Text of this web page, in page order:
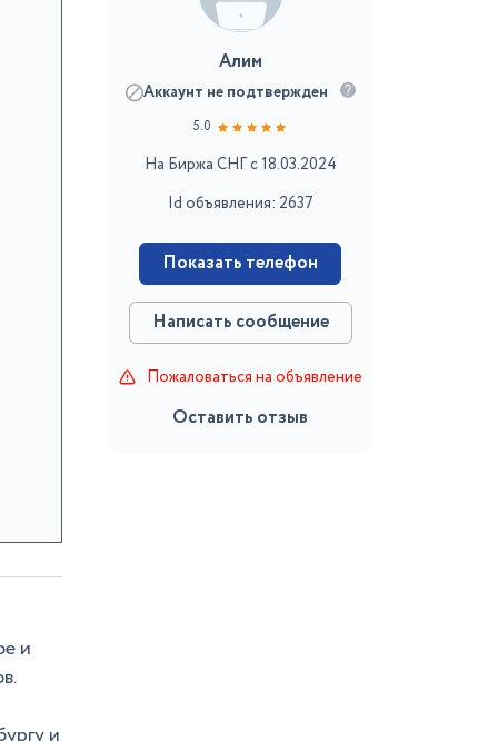
и
Алим
Аккаунт не подтвержден
5.0
На Биржа СНГ с 18.03.2024
Id объявления: 2637
Показать телефон
Написать сообщение
Пожаловаться на объявление
Оставить отзыв